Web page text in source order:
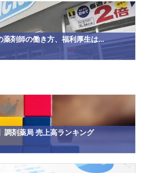
薬剤師の働き方、福利厚生は...
調剤薬局 売上高ランキング